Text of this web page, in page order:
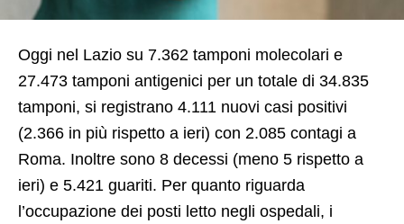
Oggi nel Lazio su 7.362 tamponi molecolari e
27.473 tamponi antigenici per un totale di 34.835
tamponi, si registrano 4.111 nuovi casi positivi
(2.366 in più rispetto a ieri) con 2.085 contagi a
Roma. Inoltre sono 8 decessi (meno 5 rispetto a
ieri) e 5.421 guariti. Per quanto riguarda
l’occupazione dei posti letto negli ospedali, i